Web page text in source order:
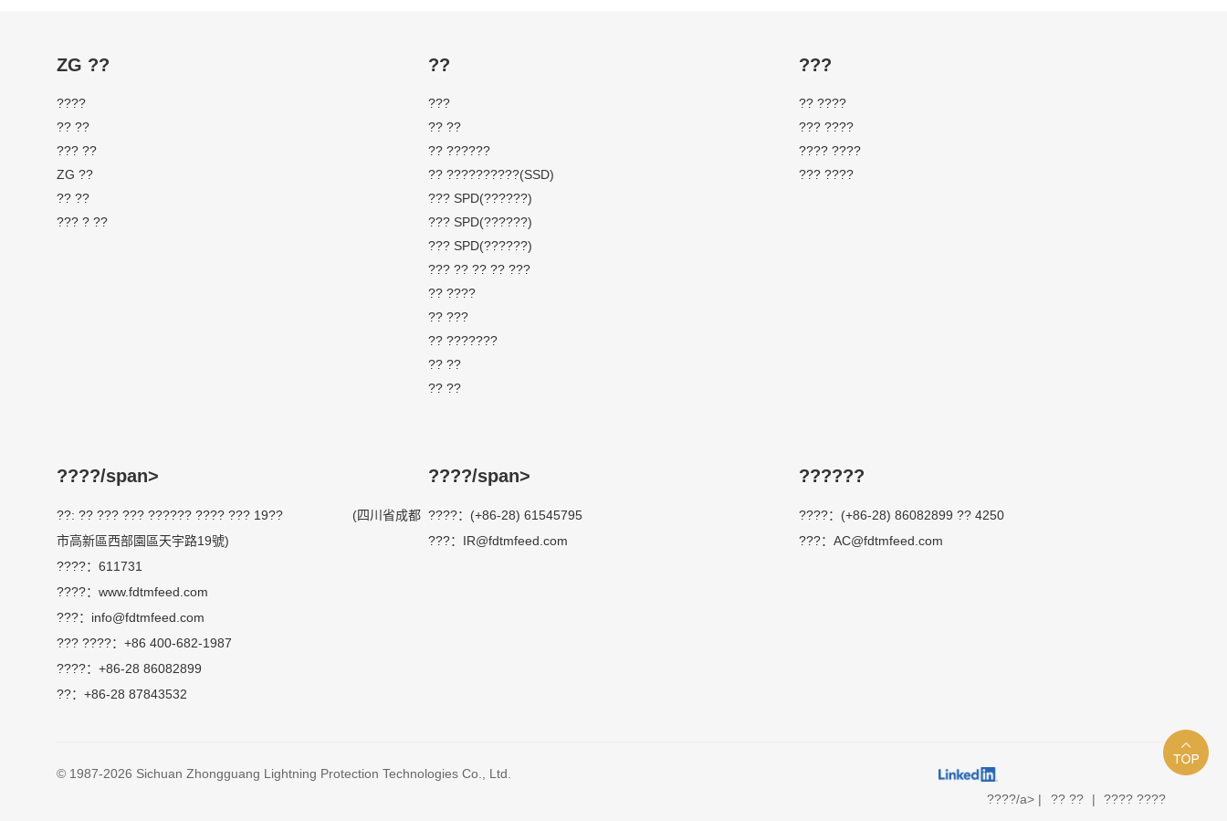
ZG ??
????
?? ??
??? ??
ZG ??
?? ??
??? ? ??
??
???
?? ??
?? ??????
?? ??????????(SSD)
??? SPD(??????)
??? SPD(??????)
??? SPD(??????)
??? ?? ?? ?? ???
?? ????
?? ???
?? ???????
?? ??
?? ??
???
?? ????
??? ????
???? ????
??? ????
????/span>
??: ?? ??? ??? ?????? ???? ??? 19?? (四川省成都
市高新區西部園區天宇路19號)
????：611731
????：www.fdtmfeed.com
???：info@fdtmfeed.com
??? ????：+86 400-682-1987
????：+86-28 86082899
??：+86-28 87843532
????/span>
????：(+86-28) 61545795
???：IR@fdtmfeed.com
??????
????：(+86-28) 86082899 ?? 4250
???：AC@fdtmfeed.com
© 1987-2026 Sichuan Zhongguang Lightning Protection Technologies Co., Ltd.
????/a> |
?? ?? | ???? ????